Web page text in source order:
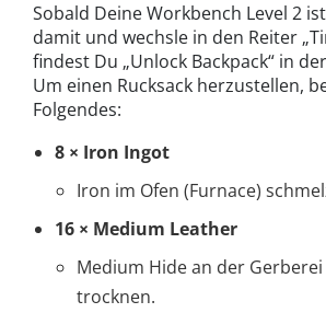
Sobald Deine Workbench Level 2
damit und wechsle in den Reiter
findest Du „Unlock Backpack“ in
Um einen Rucksack herzustellen,
Folgendes:
8 × Iron Ingot
Iron im Ofen (Furnace)
16 × Medium Leather
Medium Hide an der Gerberei
trocknen.